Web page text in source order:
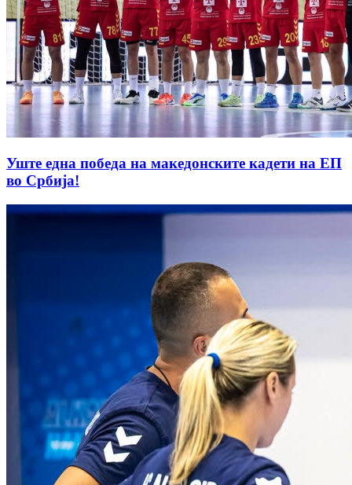
Уште една победа на македонските кадети на ЕП
во Србија!